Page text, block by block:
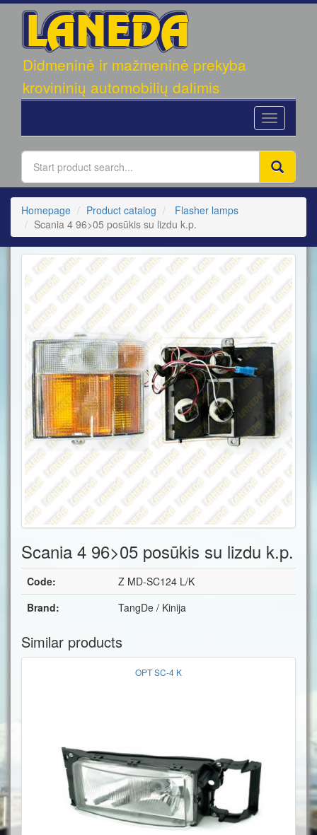
UAB
"LANEDA"
Didmeninė ir mažmeninė prekyba
krovininių automobilių dalimis
Toggle
navigation
Homepage Product catalog
Flasher lamps
Scania 4 96>05 posūkis su lizdu k.p.
Scania 4 96>05 posūkis su lizdu k.p.
Code:
Z MD-SC124 L/K
Brand:
TangDe / Kinija
Similar products
OPT SC-4 K